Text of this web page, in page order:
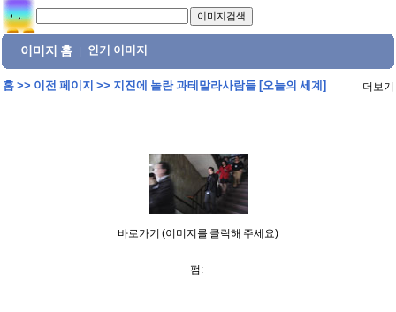
이미지 홈 인기 이미지
홈>> 이전 페이지 >> 지진에 놀란 과테말라사람들 [오늘의 세계] 더보기
바로가기 (이미지를 클릭해 주세요)
펌: